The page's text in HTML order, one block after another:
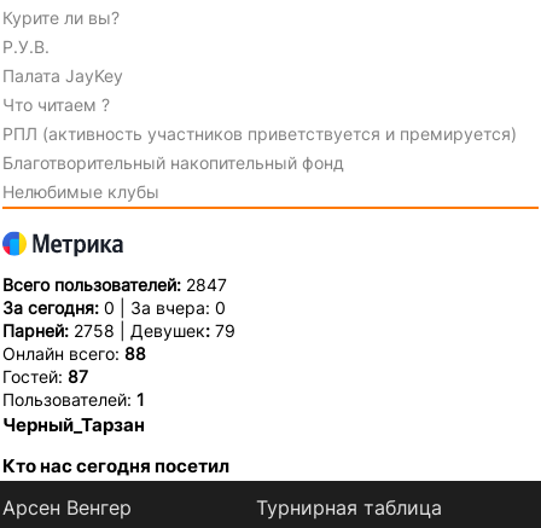
Курите ли вы?
Р.У.В.
Палата JayKey
Что читаем ?
РПЛ (активность участников приветствуется и премируется)
Благотворительный накопительный фонд
Нелюбимые клубы
Всего пользователей: 2847
За сегодня: 0 | За вчера: 0
Парней: 2758 | Девушек: 79
Онлайн всего: 88
Гостей: 87
Пользователей: 1
Черный_Тарзан
Кто нас сегодня посетил
Арсен Венгер
Турнирная таблица